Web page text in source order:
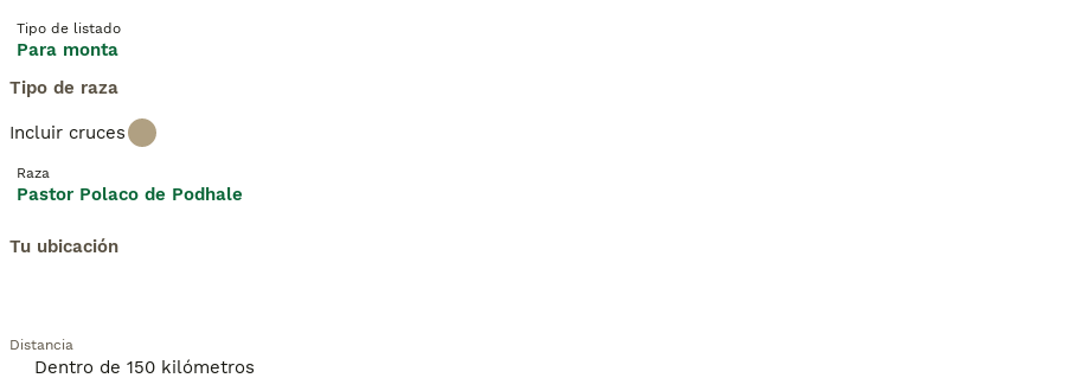
Tipo de listado
Para monta
Tipo de raza
Incluir cruces
Raza
Pastor Polaco de Podhale
Tu ubicación
Distancia